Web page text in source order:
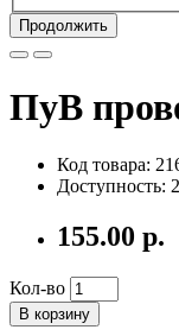
Продолжить
ПуВ
Код товара:
Доступность:
155.00 р.
Кол-во
В корзину